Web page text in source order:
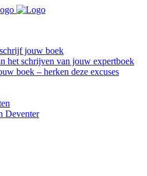
jouw boek
het schrijven van jouw expertboek
boek – herken deze excuses
Deventer